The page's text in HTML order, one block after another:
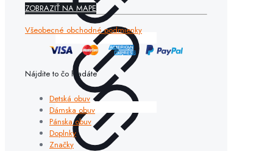
ZOBRAZIŤ NA MAPE
Všeobecné obchodné podmienky
Nájdite to čo hľadáte
Detská obuv
Dámska obuv
Pánska obuv
Doplnky
Značky